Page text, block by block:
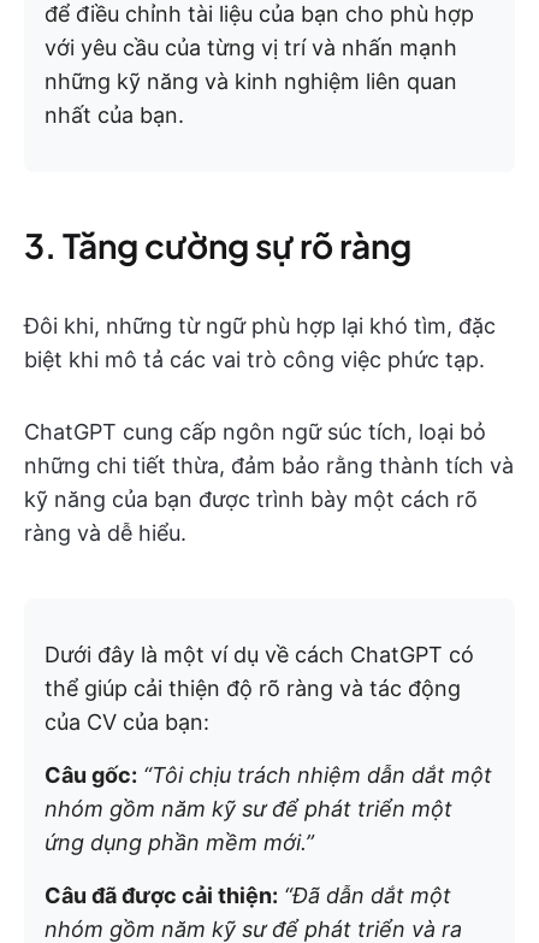
để điều chỉnh tài liệu của bạn cho phù hợp
với yêu cầu của từng vị trí và nhấn mạnh
những kỹ năng và kinh nghiệm liên quan
nhất của bạn.
3. Tăng cường sự rõ ràng
Đôi khi, những từ ngữ phù hợp lại khó tìm, đặc
biệt khi mô tả các vai trò công việc phức tạp.
ChatGPT cung cấp ngôn ngữ súc tích, loại bỏ
những chi tiết thừa, đảm bảo rằng thành tích và
kỹ năng của bạn được trình bày một cách rõ
ràng và dễ hiểu.
Dưới đây là một ví dụ về cách ChatGPT có
thể giúp cải thiện độ rõ ràng và tác động
của CV của bạn:
Câu gốc: “Tôi chịu trách nhiệm dẫn dắt một
nhóm gồm năm kỹ sư để phát triển một
ứng dụng phần mềm mới.”
Câu đã được cải thiện: “Đã dẫn dắt một
nhóm gồm năm kỹ sư để phát triển và ra